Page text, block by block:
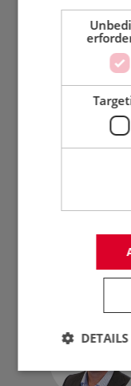
Sales Director
hss@rdas.dk